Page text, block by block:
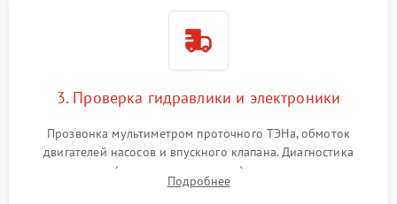
3. Проверка гидравлики и электроники
Прозвонка мультиметром проточного ТЭНа, обмоток
двигателей насосов и впускного клапана. Диагностика
прессостата (датчика уровня воды), датчика мутности,
концевика дверцы и электронного модуля управления.
Подробнее